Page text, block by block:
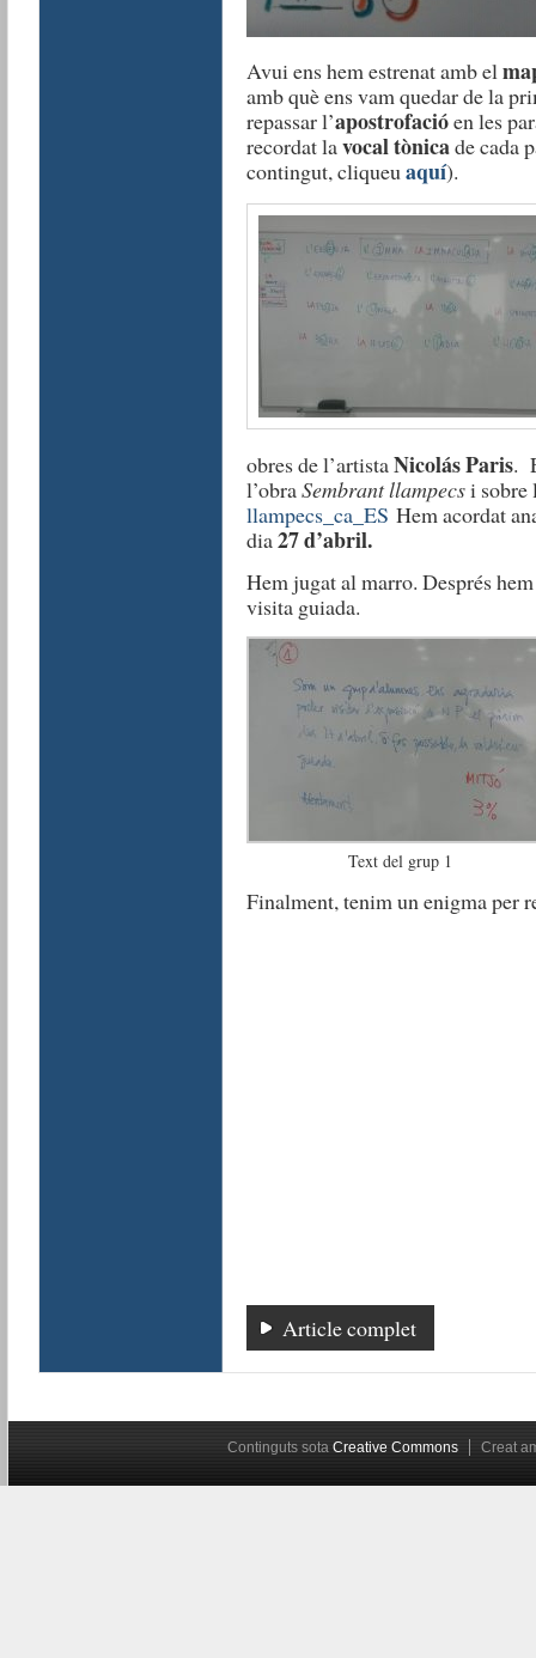
Avui ens hem estrenat amb el
amb què ens vam quedar de la
repassar l’apostrofacióen les
recordat lavocal tònicade cada
contingut, cliqueuaquí).
obres de l’artistaNicolás Paris.
l’obraSembrant llampecsi sobre
llampecs_ca_ES Hem acordat
dia27 d’abril.
Hem jugat al marro. Després
visita guiada.
Text del grup 1
Finalment, tenim un enigma per
Article complet
Continguts sota Creative Commons Creat